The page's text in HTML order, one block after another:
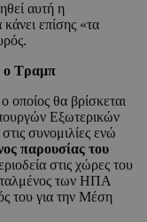
αυτή η
επίσης «τα
ο Τραμπ
θα βρίσκεται
Εξωτερικών
συνομιλίες ενώ
παρουσίας του
στις χώρες του
των ΗΠΑ
του για την Μέση